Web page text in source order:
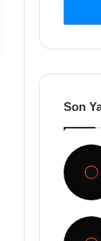
Son